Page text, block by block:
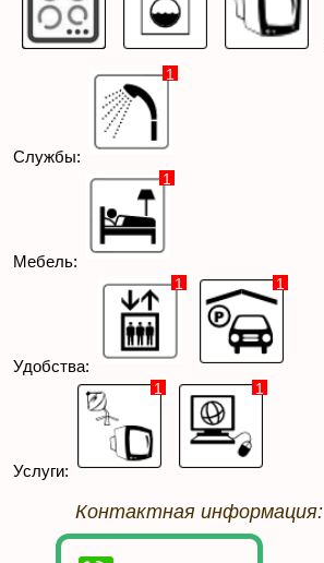
Службы:
1
Мебель:
1
Удобства:
1 1
Услуги:
1 1
Контактная информация: